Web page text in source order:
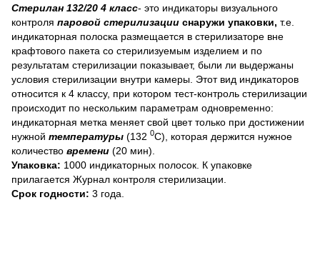
Стерилан 132/20 4 класс- это индикаторы визуального
контроля паровой стерилизации снаружи упаковки, т.е.
индикаторная полоска размещается в стерилизаторе вне
крафтового пакета со стерилизуемым изделием и по
результатам стерилизации показывает, были ли выдержаны
условия стерилизации внутри камеры. Этот вид индикаторов
относится к 4 классу, при котором тест-контроль стерилизации
происходит по нескольким параметрам одновременно:
индикаторная метка меняет свой цвет только при достижении
нужной температуры (132 0С), которая держится нужное
количество времени (20 мин).
Упаковка: 1000 индикаторных полосок. К упаковке
прилагается Журнал контроля стерилизации.
Срок годности: 3 года.